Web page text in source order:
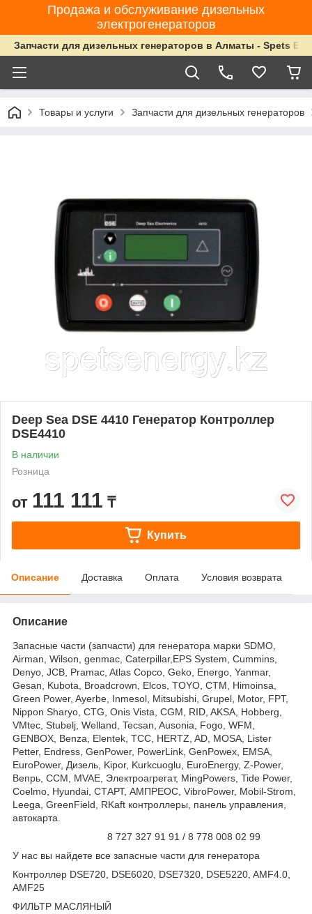
Продажа и обслуживание дизельных
электрогенераторов
Запчасти для дизельных генераторов в Алматы - Spets
Товары и услуги Запчасти для дизельных генераторов
Deep Sea DSE 4410 Генератор Контроллер
DSE4410
В наличии
Розница
от 111 111 ₸
Купить
Описание Доставка Оплата Условия возврата
Описание
Запасные части (запчасти) для генератора марки SDMO,
Airman, Wilson, genmac, Caterpillar,EPS System, Cummins,
Denyo, JCB, Pramac, Atlas Copco, Geko, Energo, Yanmar,
Gesan, Kubota, Broadcrown, Elcos, TOYO, CTM, Himoinsa,
Green Power, Ayerbe, Inmesol, Mitsubishi, Grupel, Motor, FPT,
Nippon Sharyo, CTG, Onis Vista, CGM, RID, AKSA, Hobberg,
VMtec, Stubelj, Welland, Tecsan, Ausonia, Fogo, WFM,
GENBOX, Benza, Elentek, TCC, HERTZ, AD, MOSA, Lister
Petter, Endress, GenPower, PowerLink, GenPowex, EMSA,
EuroPower, Дизель, Kipor, Kurkcuoglu, EuroEnergy, Z-Power,
Вепрь, CCM, MVAE, Электроагрегат, MingPowers, Tide Power,
Coelmo, Hyundai, СТАРТ, АМПРЕОС, VibroPower, Mobil-Strom,
Leega, GreenField, RKaft контроллеры, панель управления,
автокарта.
8 727 327 91 91 / 8 778 008 02 99
У нас вы найдете все запасные части для генератора
Контроллер DSE720, DSE6020, DSE7320, DSE5220, AMF4.0,
AMF25
ФИЛЬТР МАСЛЯНЫЙ